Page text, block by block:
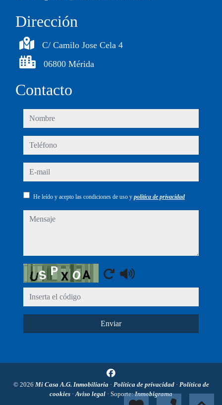
Dirección
C/ Camilo Jose Cela 4
06800 Mérida
Contacto
nombre
teléfono
e-mail
He leído y acepto las condiciones de uso y política de privacidad
mensaje
Captcha
Enviar
© 2026 Mi Casa A.G. Inmobiliaria · Política de privacidad · Política de
cookies ·Aviso legal · Soporte:Inmobigrama